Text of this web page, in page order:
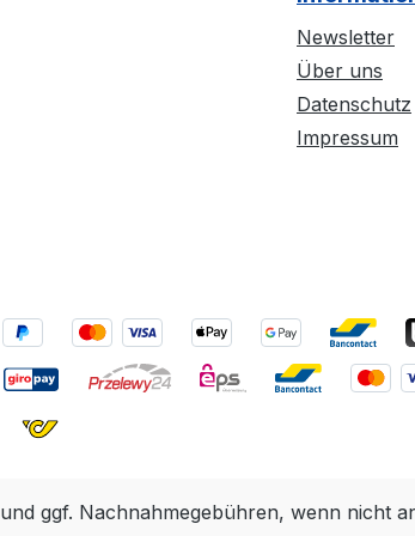
Newsletter
Über uns
Datenschutz
Impressum
und ggf. Nachnahmegebühren, wenn nicht